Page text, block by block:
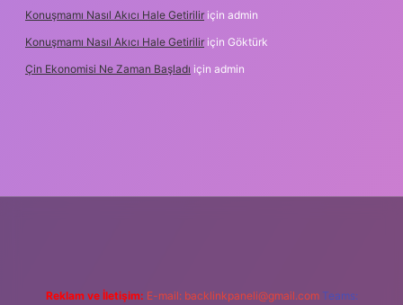
Konuşmamı Nasıl Akıcı Hale Getirilir için admin
Konuşmamı Nasıl Akıcı Hale Getirilir için Göktürk
Çin Ekonomisi Ne Zaman Başladı için admin
Reklam ve İletişim: E-mail: backlinkpaneli@gmail.com Teams: